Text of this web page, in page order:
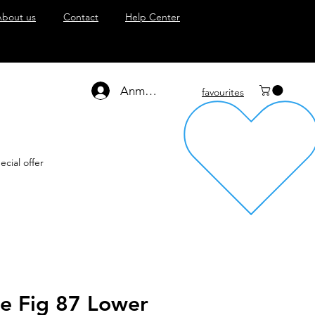
us Contact Help Center
Anmelden favourites
offer
Fig 87 Lower